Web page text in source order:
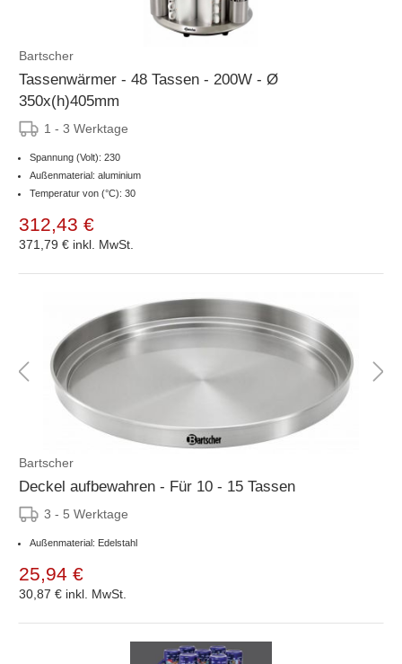
Bartscher
Tassenwärmer - 48 Tassen - 200W - Ø
350x(h)405mm
1 - 3 Werktage
Spannung (Volt): 230
Außenmaterial: aluminium
Temperatur von (°C): 30
312,43 €
371,79 € inkl. MwSt.
Bartscher
Deckel aufbewahren - Für 10 - 15 Tassen
3 - 5 Werktage
Außenmaterial: Edelstahl
25,94 €
30,87 € inkl. MwSt.